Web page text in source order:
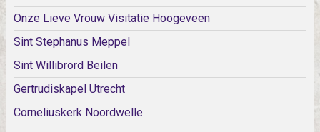
Onze Lieve Vrouw Visitatie Hoogeveen
Sint Stephanus Meppel
Sint Willibrord Beilen
Gertrudiskapel Utrecht
Corneliuskerk Noordwelle